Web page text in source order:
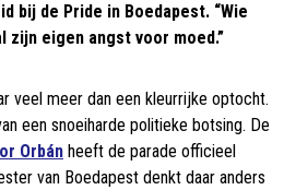
bij de Pride in Boedapest. “Wie
zijn eigen angst voor moed.”
veel meer dan een kleurrijke optocht.
een snoeiharde politieke botsing. De
Orbán heeft de parade officieel
van Boedapest denkt daar anders